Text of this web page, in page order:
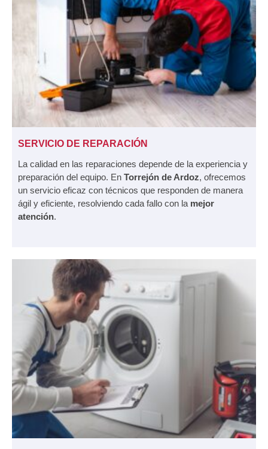
SERVICIO DE REPARACIÓN
La calidad en las reparaciones depende de la experiencia y
preparación del equipo. En Torrejón de Ardoz, ofrecemos
un servicio eficaz con técnicos que responden de manera
ágil y eficiente, resolviendo cada fallo con la mejor
atención.